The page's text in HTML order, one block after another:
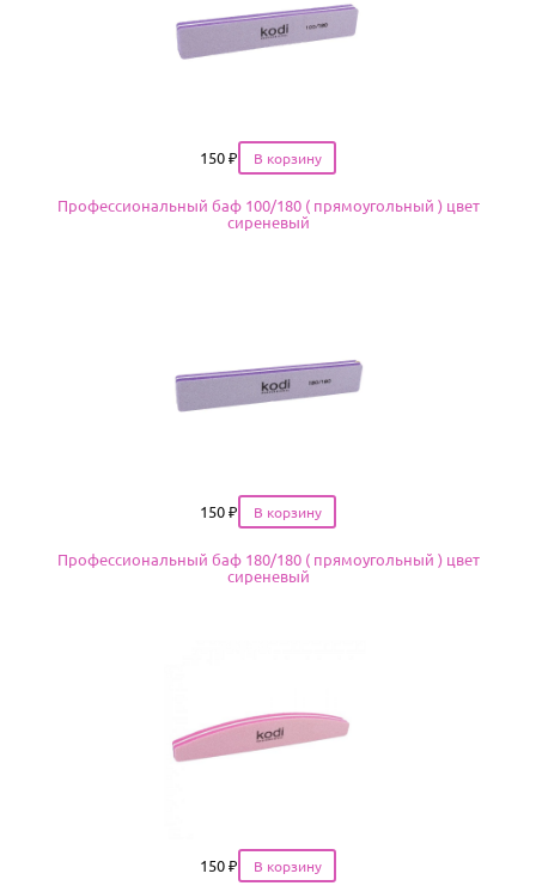
Цена
150 ₽
Профессиональный баф 100/180 ( прямоугольный ) цвет
сиреневый
Цена
150 ₽
Профессиональный баф 180/180 ( прямоугольный ) цвет
сиреневый
Цена
150 ₽